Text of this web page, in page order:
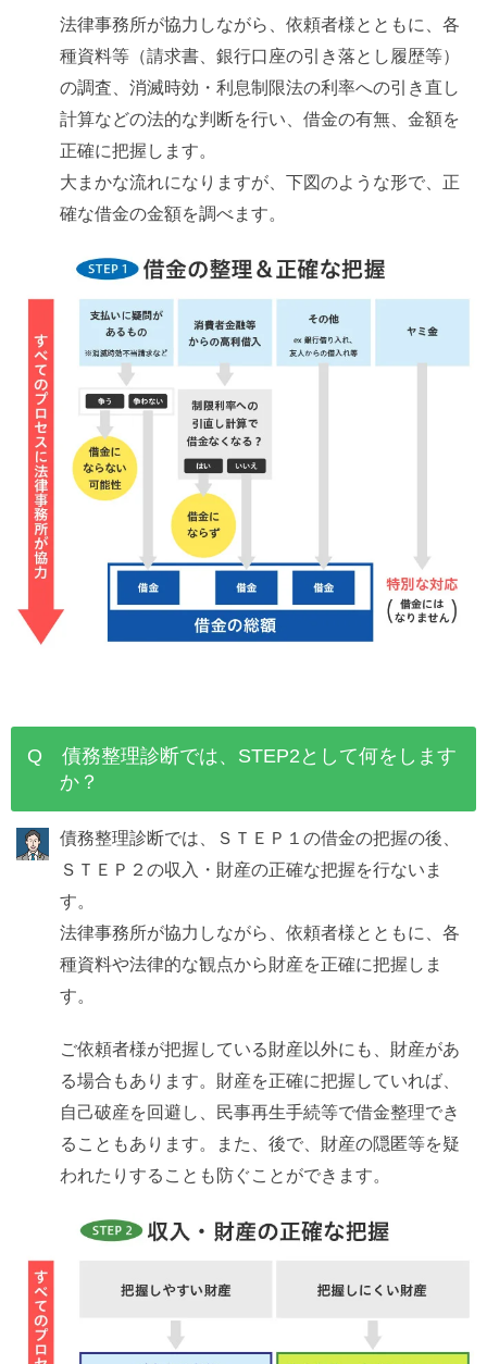
法律事務所が協力しながら、依頼者様とともに、各
種資料等（請求書、銀行口座の引き落とし履歴等）
の調査、消滅時効・利息制限法の利率への引き直し
計算などの法的な判断を行い、借金の有無、金額を
正確に把握します。
大まかな流れになりますが、下図のような形で、正
確な借金の金額を調べます。
Q 債務整理診断では、STEP2として何をします
か？
債務整理診断では、ＳＴＥＰ１の借金の把握の後、
ＳＴＥＰ２の収入・財産の正確な把握を行ないま
す。
法律事務所が協力しながら、依頼者様とともに、各
種資料や法律的な観点から財産を正確に把握しま
す。
ご依頼者様が把握している財産以外にも、財産があ
る場合もあります。財産を正確に把握していれば、
自己破産を回避し、民事再生手続等で借金整理でき
ることもあります。また、後で、財産の隠匿等を疑
われたりすることも防ぐことができます。